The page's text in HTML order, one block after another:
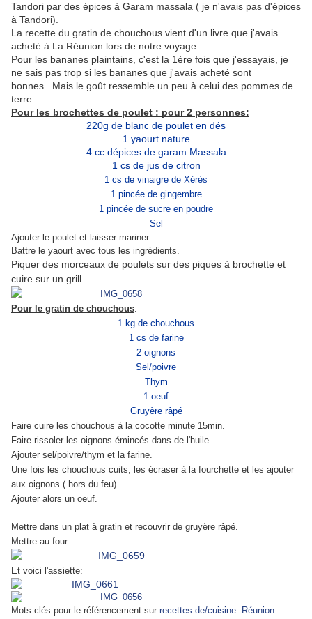
Tandori par des épices à Garam massala ( je n'avais pas d'épices
à Tandori).
La recette du gratin de chouchous vient d'un livre que j'avais
acheté à La Réunion lors de notre voyage.
Pour les bananes plaintains, c'est la 1ère fois que j'essayais, je
ne sais pas trop si les bananes que j'avais acheté sont
bonnes...Mais le goût ressemble un peu à celui des pommes de
terre.
Pour les brochettes de poulet : pour 2 personnes:
220g de blanc de poulet en dés
1 yaourt nature
4 cc dépices de garam Massala
1 cs de jus de citron
1 cs de vinaigre de Xérès
1 pincée de gingembre
1 pincée de sucre en poudre
Sel
Ajouter le poulet et laisser mariner.
Battre le yaourt avec tous les ingrédients.
Piquer des morceaux de poulets sur des piques à brochette et
cuire sur un grill.
Pour le gratin de chouchous:
1 kg de chouchous
1 cs de farine
2 oignons
Sel/poivre
Thym
1 oeuf
Gruyère râpé
Faire cuire les chouchous à la cocotte minute 15min.
Faire rissoler les oignons émincés dans de l'huile.
Ajouter sel/poivre/thym et la farine.
Une fois les chouchous cuits, les écraser à la fourchette et les ajouter
aux oignons ( hors du feu).
Ajouter alors un oeuf.
Mettre dans un plat à gratin et recouvrir de gruyère râpé.
Mettre au four.
Et voici l'assiette:
Mots clés pour le référencement sur recettes.de/cuisine: Réunion